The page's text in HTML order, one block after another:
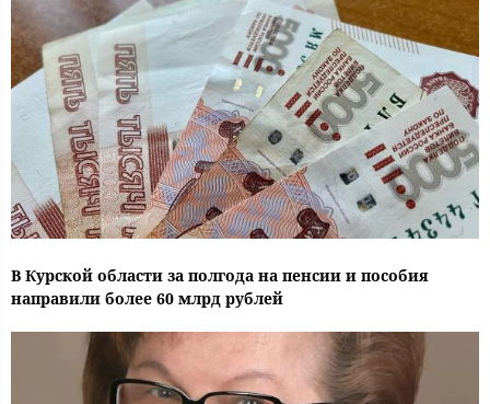
В Курской области за полгода на пенсии и пособия
направили более 60 млрд рублей